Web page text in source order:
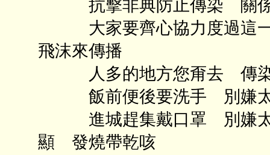
抗擊非典防止傳染 關係
大家要齊心協力度過這
飛沫來傳播
人多的地方您甭去 傳染
飯前便後要洗手 別嫌太
進城趕集戴口罩 別嫌
顯 發燒帶乾咳